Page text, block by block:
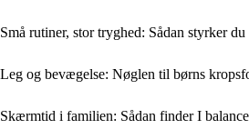
Små rutiner, stor tryghed: Sådan styrker
Leg og bevægelse: Nøglen til børns
Skærmtid i familien: Sådan finder I